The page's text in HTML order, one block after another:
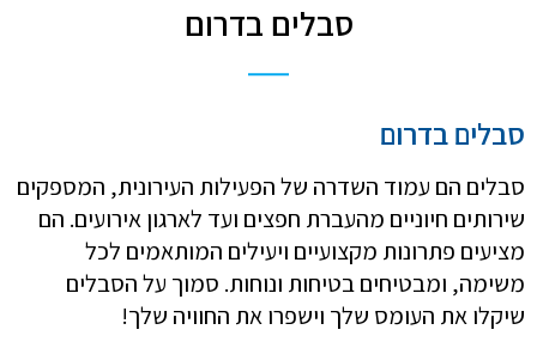
סבלים בדרום
סבלים בדרום
סבלים הם עמוד השדרה של הפעילות העירונית, המספקים
שירותים חיוניים מהעברת חפצים ועד לארגון אירועים. הם
מציעים פתרונות מקצועיים ויעילים המותאמים לכל
משימה, ומבטיחים בטיחות ונוחות. סמוך על הסבלים
שיקלו את העומס שלך וישפרו את החוויה שלך!